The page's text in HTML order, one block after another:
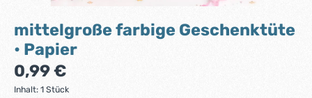
mittelgroße farbige Geschenktüte
• Papier
Regulärer Preis:
0,99 €
Inhalt: 1 Stück